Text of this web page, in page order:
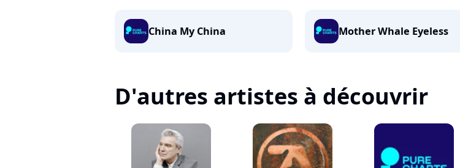
China My China Mother Whale Eyeless
D'autres artistes à découvrir